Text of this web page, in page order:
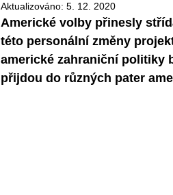
Aktualizováno: 5. 12. 2020
Americké volby přinesly
této personální změny
americké zahraniční politiky
přijdou do různých pater